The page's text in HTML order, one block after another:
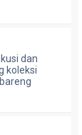
dan
koleksi